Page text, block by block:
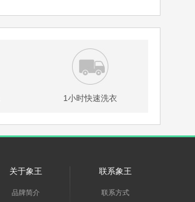
1小时快速洗衣
关于象王
品牌简介
联系象王
联系方式